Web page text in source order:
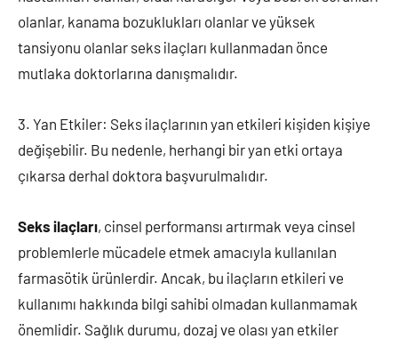
olanlar, kanama bozuklukları olanlar ve yüksek
tansiyonu olanlar seks ilaçları kullanmadan önce
mutlaka doktorlarına danışmalıdır.
3. Yan Etkiler: Seks ilaçlarının yan etkileri kişiden kişiye
değişebilir. Bu nedenle, herhangi bir yan etki ortaya
çıkarsa derhal doktora başvurulmalıdır.
Seks ilaçları, cinsel performansı artırmak veya cinsel
problemlerle mücadele etmek amacıyla kullanılan
farmasötik ürünlerdir. Ancak, bu ilaçların etkileri ve
kullanımı hakkında bilgi sahibi olmadan kullanmamak
önemlidir. Sağlık durumu, dozaj ve olası yan etkiler